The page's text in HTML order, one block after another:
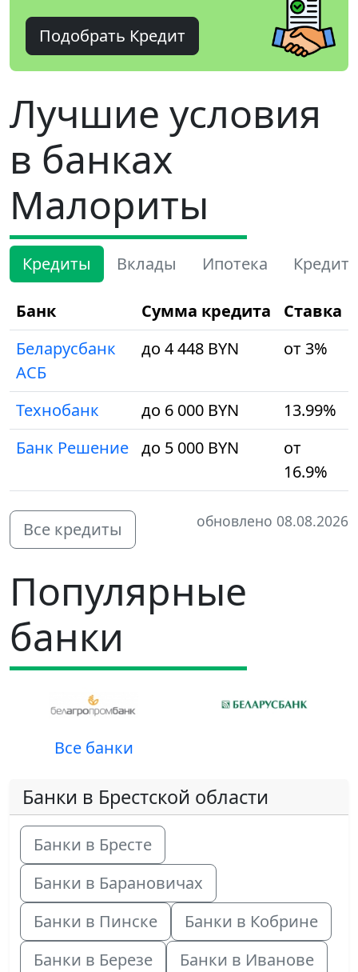
Подобрать Кредит
Лучшие условия
в банках
Малориты
Кредиты Вклады Ипотека
Банк Сумма кредита
Ставка
Беларусбанк
АСБ
до 4 448 BYN от 3%
Технобанк до 6 000 BYN
13.99%
Банк Решение до 5 000 BYN
от
16.9%
Все кредиты обновлено 08.08.2026
Популярные
банки
Все банки
Банки в Брестской области
Банки в Бресте
Банки в Барановичах
Банки в Пинске
Банки в Кобрине
Банки в Березе
Банки в Иванове